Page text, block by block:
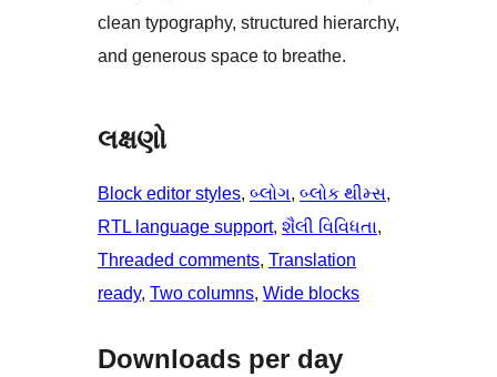
clean typography, structured hierarchy,
and generous space to breathe.
લક્ષણો
Block editor styles, બ્લોગ, બ્લોક થીમ્સ
RTL language support, શૈલી વિવિધતા
Threaded comments, Translation
ready, Two columns, Wide blocks
Downloads per day